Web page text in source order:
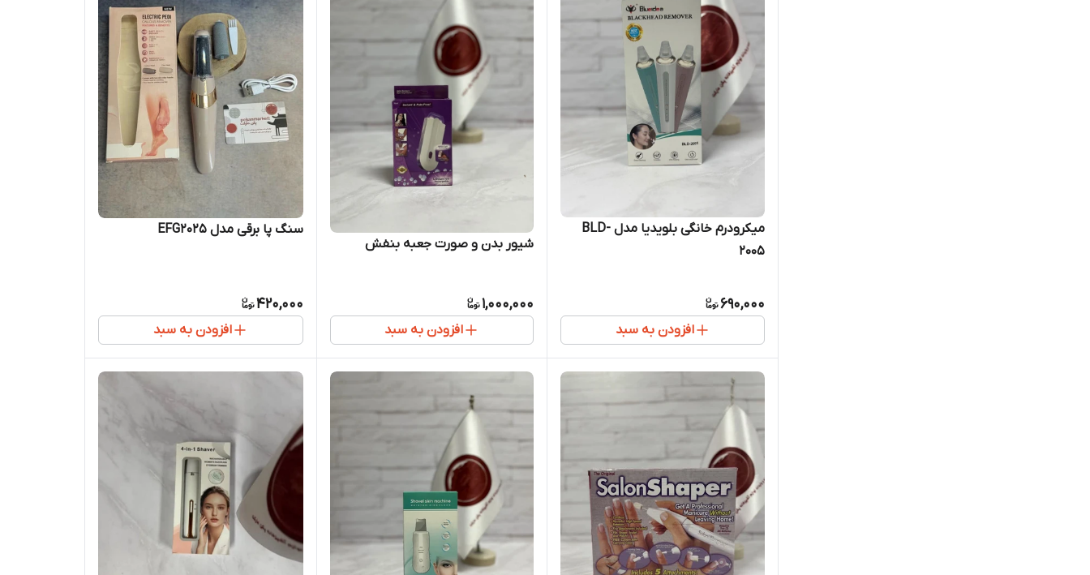
میکرودرم خانگی بلویدیا مدل BLD-
2005
690,000
افزودن به سبد
شیور بدن و صورت جعبه بنفش
1,000,000
افزودن به سبد
سنگ پا برقی مدل EFG2025
420,000
افزودن به سبد